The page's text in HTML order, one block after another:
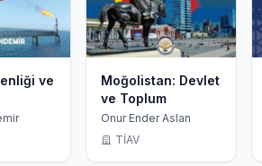
ve
Moğolistan: Devlet
ve Toplum
Onur Ender Aslan
TİAV